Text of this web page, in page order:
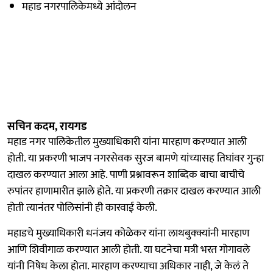
महाड नगरपालिकेमध्ये आंदोलन
सचिन कदम, रायगड
महाड नगर पालिकेतील मुख्याधिकारी यांना मारहाण करण्यात आली
होती. या प्रकरणी भाजप नगरसेवक सुरज बामणे यांच्यासह तिघांवर गुन्हा
दाखल करण्यात आला आहे. पाणी प्रश्नावरून शाब्दिक बाचा बाचीचे
रुपांतर हाणामारीत झाले होते. या प्रकरणी तक्रार दाखल करण्यात आली
होती त्यानंतर पोलिसांनी ही कारवाई केली.
महाडचे मुख्याधिकारी धनंजय कोळेकर यांना लाथबुक्क्यांनी मारहाण
आणि शिवीगाळ करण्यात आली होती. या घटनेचा मत्री भरत गोगावले
यांनी निषेध केला होता. मारहाण करण्याचा अधिकार नाही, जे केलं ते